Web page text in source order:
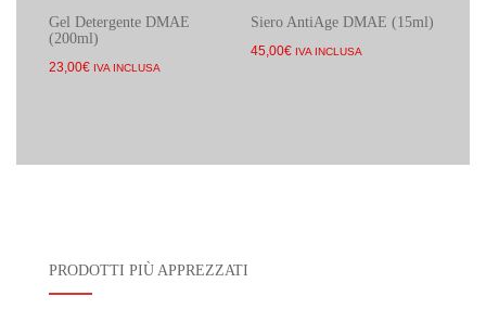
Gel Detergente DMAE
(200ml)
23,00€ IVA INCLUSA
Siero AntiAge DMAE (15ml)
45,00€ IVA INCLUSA
PRODOTTI PIÙ APPREZZATI